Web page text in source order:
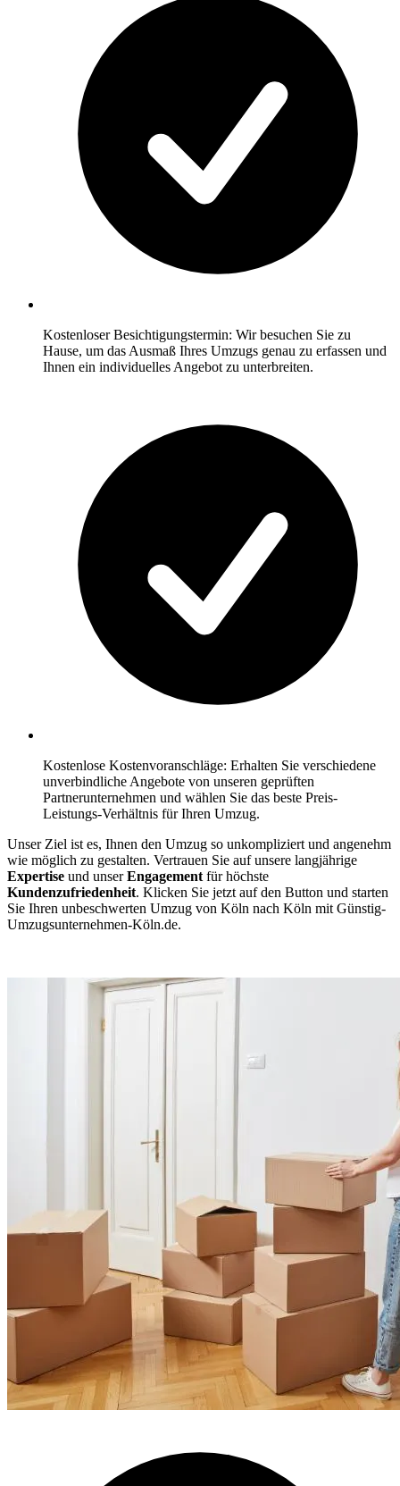
Kostenloser Besichtigungstermin: Wir besuchen Sie zu
Hause, um das Ausmaß Ihres Umzugs genau zu erfassen und
Ihnen ein individuelles Angebot zu unterbreiten.
Kostenlose Kostenvoranschläge: Erhalten Sie verschiedene
unverbindliche Angebote von unseren geprüften
Partnerunternehmen und wählen Sie das beste Preis-
Leistungs-Verhältnis für Ihren Umzug.
Unser Ziel ist es, Ihnen den Umzug so unkompliziert und angenehm
wie möglich zu gestalten. Vertrauen Sie auf unsere langjährige
Expertise und unserEngagement für höchste
Kundenzufriedenheit. Klicken Sie jetzt auf den Button und starten
Sie Ihren unbeschwerten Umzug von Köln⁠ nach Köln mit Günstig-
Umzugsunternehmen-Köln.de.